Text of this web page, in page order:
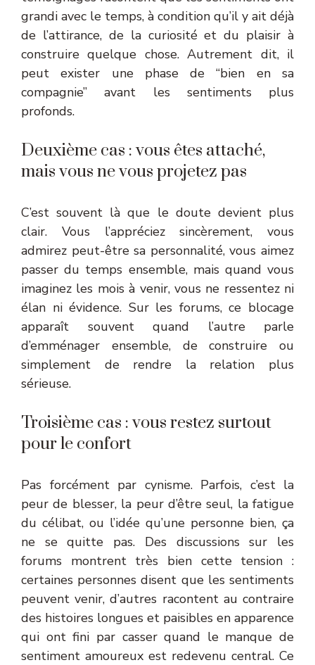
grandi avec le temps, à condition qu’il y ait déjà
de l’attirance, de la curiosité et du plaisir à
construire quelque chose. Autrement dit, il
peut exister une phase de “bien en sa
compagnie” avant les sentiments plus
profonds.
Deuxième cas : vous êtes attaché,
mais vous ne vous projetez pas
C’est souvent là que le doute devient plus
clair. Vous l’appréciez sincèrement, vous
admirez peut-être sa personnalité, vous aimez
passer du temps ensemble, mais quand vous
imaginez les mois à venir, vous ne ressentez ni
élan ni évidence. Sur les forums, ce blocage
apparaît souvent quand l’autre parle
d’emménager ensemble, de construire ou
simplement de rendre la relation plus
sérieuse.
Troisième cas : vous restez surtout
pour le confort
Pas forcément par cynisme. Parfois, c’est la
peur de blesser, la peur d’être seul, la fatigue
du célibat, ou l’idée qu’une personne bien, ça
ne se quitte pas. Des discussions sur les
forums montrent très bien cette tension :
certaines personnes disent que les sentiments
peuvent venir, d’autres racontent au contraire
des histoires longues et paisibles en apparence
qui ont fini par casser quand le manque de
sentiment amoureux est redevenu central. Ce